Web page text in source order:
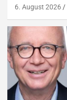
6. August 2026